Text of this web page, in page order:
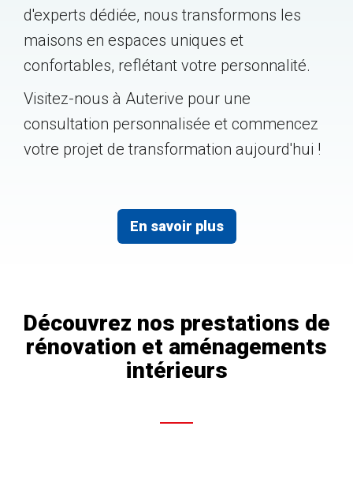
d'experts dédiée, nous transformons les
maisons en espaces uniques et
confortables, reflétant votre personnalité.
Visitez-nous à Auterive pour une
consultation personnalisée et commencez
votre projet de transformation aujourd'hui !
En savoir plus
Découvrez nos prestations de
rénovation et aménagements
intérieurs